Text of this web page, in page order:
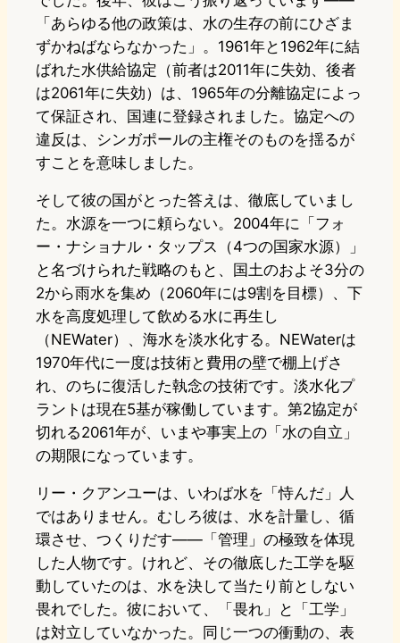
「あらゆる他の政策は、水の生存の前にひざま
ずかねばならなかった」。1961年と1962年に結
ばれた水供給協定（前者は2011年に失効、後者
は2061年に失効）は、1965年の分離協定によっ
て保証され、国連に登録されました。協定への
違反は、シンガポールの主権そのものを揺るが
すことを意味しました。
そして彼の国がとった答えは、徹底していまし
た。水源を一つに頼らない。2004年に「フォ
ー・ナショナル・タップス（4つの国家水源）」
と名づけられた戦略のもと、国土のおよそ3分の
2から雨水を集め（2060年には9割を目標）、下
水を高度処理して飲める水に再生し
（NEWater）、海水を淡水化する。NEWaterは
1970年代に一度は技術と費用の壁で棚上げさ
れ、のちに復活した執念の技術です。淡水化プ
ラントは現在5基が稼働しています。第2協定が
切れる2061年が、いまや事実上の「水の自立」
の期限になっています。
リー・クアンユーは、いわば水を「恃んだ」人
ではありません。むしろ彼は、水を計量し、循
環させ、つくりだす——「管理」の極致を体現
した人物です。けれど、その徹底した工学を駆
動していたのは、水を決して当たり前としない
畏れでした。彼において、「畏れ」と「工学」
は対立していなかった。同じ一つの衝動の、表